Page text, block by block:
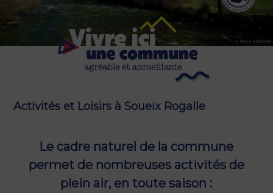
Activités et Loisirs à Soueix Rogalle
Le cadre naturel de la commune
permet de nombreuses activités de
plein air, en toute saison :